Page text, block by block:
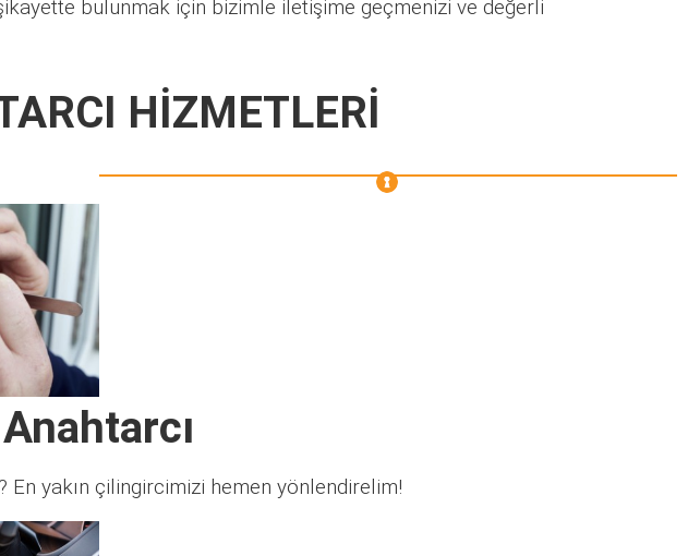
bulunmak için bizimle iletişime geçmenizi ve değerli
HİZMETLERİ
En yakın çilingircimizi hemen yönlendirelim!